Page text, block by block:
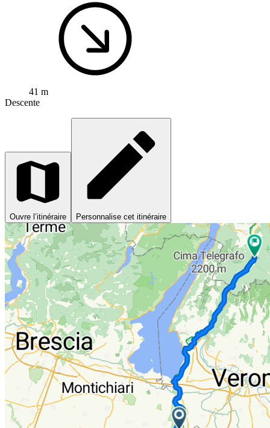
41 m
Descente
Ouvre l’itinéraire Personnalise cet itinéraire